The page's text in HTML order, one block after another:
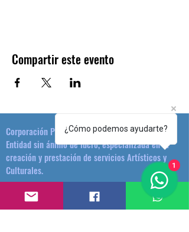
Compartir este evento
Corporación Plataforma Cultural
Entidad sin ánimo de lucro, especializada en la
creación y prestación de servicios Artísticos y
Culturales.
¿Cómo podemos ayudarte?
1